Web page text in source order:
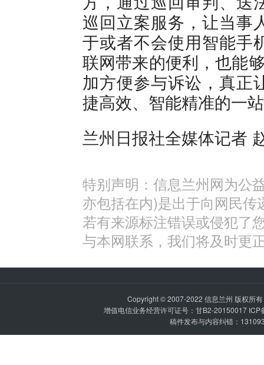
巡回立案服务，让当事
于或者不会使用智能手
联网带来的便利，也能
加方便参与诉讼，真正
捷高效、智能精准的一
兰州日报社全媒体记者
特别声明：信息兰州网为公
亦包括在内)是出于向网民
若有来源标注错误或侵犯了
与本网联系，我们将及时更
Copyright © 2007-2022 信息兰州 版权所
增值电信业务经营许可证号：甘B2-20150017 ICP
稿件发布与内容纠错：